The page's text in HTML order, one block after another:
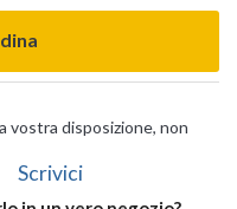
vostra disposizione, non
Scrivici